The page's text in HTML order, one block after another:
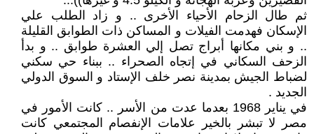
ثم طال الزحام الأحياء الأخرى .. و زاد الطلب علي
الإسكان فهدمت الفيلات و المساكن ذات الطوابق القليلة
.. و بني مكانها أبراج تصل إلي العشرة طوابق .. و بدأ
الزحف السكاني في إتجاه الصحراء .. ببناء حي سكني
لضباط الجيش بمدينة نصر خلف الإستاد و السوق الدولي
الجديد .
في يناير 1968 بعدما عدت من الأسر .. كانت الأمور في
مصر لا تبشر بالخير علامات الإنفصام المجتمعي كانت